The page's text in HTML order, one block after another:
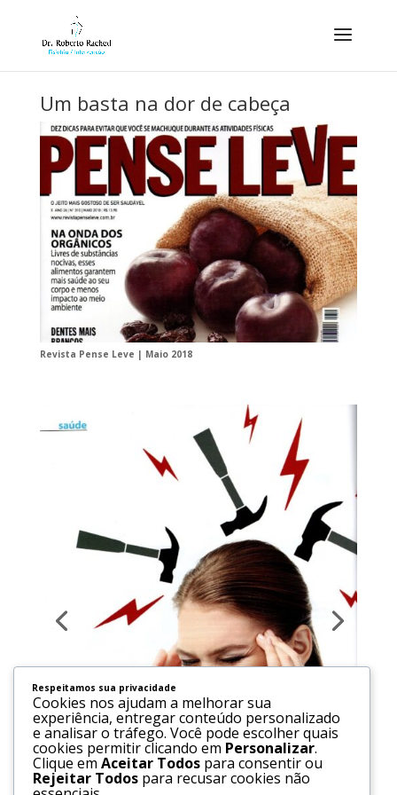
Um basta na dor de cabeça
Revista Pense Leve | Maio 2018
Respeitamos sua privacidade
Cookies nos ajudam a melhorar sua
experiência, entregar conteúdo personalizado
e analisar o tráfego. Você pode escolher quais
cookies permitir clicando em Personalizar.
Clique em Aceitar Todos para consentir ou
Rejeitar Todos para recusar cookies não